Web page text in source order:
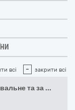
всі - закрити всі
та за ...